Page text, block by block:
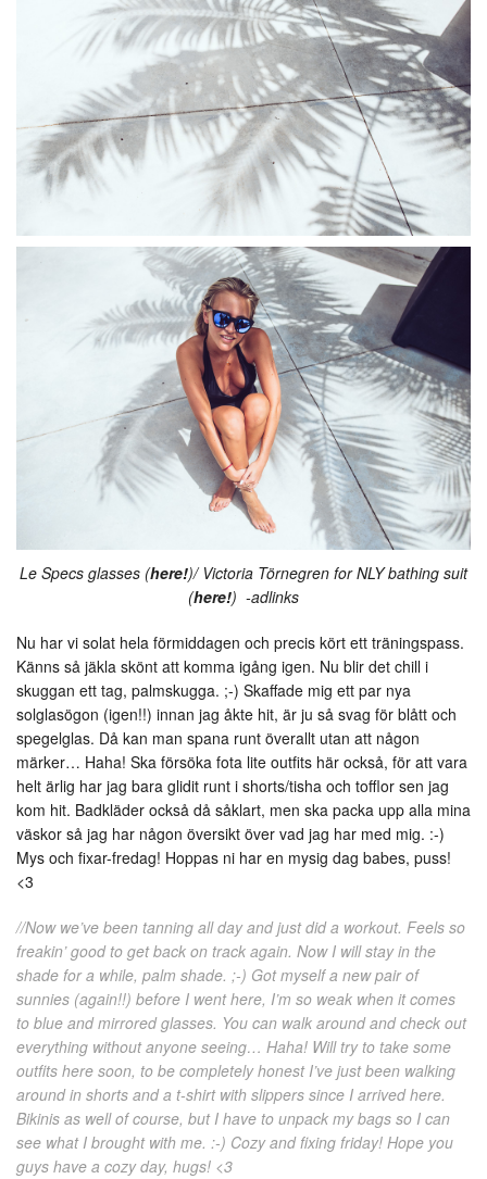
Le Specs glasses (here!)/ Victoria Törnegren for NLY bathing suit
(here!) -adlinks
Nu har vi solat hela förmiddagen och precis kört ett träningspass.
Känns så jäkla skönt att komma igång igen. Nu blir det chill i
skuggan ett tag, palmskugga. ;-) Skaffade mig ett par nya
solglasögon (igen!!) innan jag åkte hit, är ju så svag för blått och
spegelglas. Då kan man spana runt överallt utan att någon
märker… Haha! Ska försöka fota lite outfits här också, för att vara
helt ärlig har jag bara glidit runt i shorts/tisha och tofflor sen jag
kom hit. Badkläder också då såklart, men ska packa upp alla mina
väskor så jag har någon översikt över vad jag har med mig. :-)
Mys och fixar-fredag! Hoppas ni har en mysig dag babes, puss!
<3
//Now we’ve been tanning all day and just did a workout. Feels so
freakin’ good to get back on track again. Now I will stay in the
shade for a while, palm shade. ;-) Got myself a new pair of
sunnies (again!!) before I went here, I’m so weak when it comes
to blue and mirrored glasses. You can walk around and check out
everything without anyone seeing… Haha! Will try to take some
outfits here soon, to be completely honest I’ve just been walking
around in shorts and a t-shirt with slippers since I arrived here.
Bikinis as well of course, but I have to unpack my bags so I can
see what I brought with me. :-) Cozy and fixing friday! Hope you
guys have a cozy day, hugs! <3